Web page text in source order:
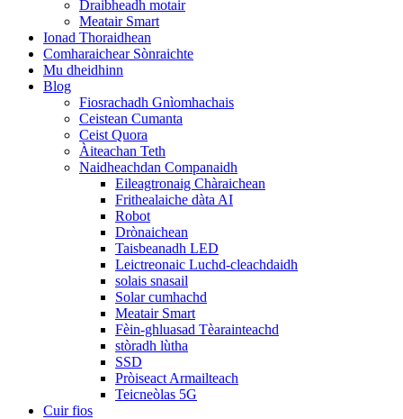
Draibheadh ​​​​​​motair
Meatair Smart
Ionad Thoraidhean
Comharaichear Sònraichte
Mu dheidhinn
Blog
Fiosrachadh Gnìomhachais
Ceistean Cumanta
Ceist Quora
Àiteachan Teth
Naidheachdan Companaidh
Eileagtronaig Chàraichean
Frithealaiche dàta AI
Robot
Drònaichean
Taisbeanadh LED
Leictreonaic Luchd-cleachdaidh
solais snasail
Solar cumhachd
Meatair Smart
Fèin-ghluasad Tèarainteachd
stòradh lùtha
SSD
Pròiseact Armailteach
Teicneòlas 5G
Cuir fios